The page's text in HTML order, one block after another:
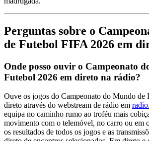
Perguntas sobre o
de Futebol FIFA 2026 em
Onde posso ouvir o Campeonato
Futebol 2026 em direto na rádio?
Ouve os jogos do Campeonato do Mundo de
direto através do webstream de rádio em
equipa no caminho rumo ao troféu mais
movimento com o telemóvel, no carro ou em
os resultados de todos os jogos e as